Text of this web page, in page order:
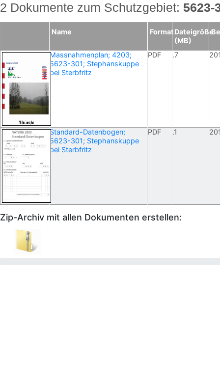
2 Dokumente zum Schutzgebiet: 5623-
Name FormatDateigröße
(MB)
Massnahmenplan; 4203;
5623-301; Stephanskuppe
bei Sterbfritz
PDF .7
Standard-Datenbogen;
5623-301; Stephanskuppe
bei Sterbfritz
PDF .1
Zip-Archiv mit allen Dokumenten erstellen: